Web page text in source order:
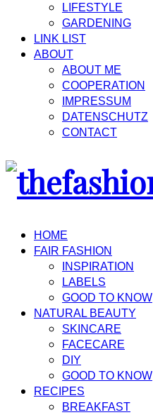
LIFESTYLE
GARDENING
LINK LIST
ABOUT
ABOUT ME
COOPERATION
IMPRESSUM
DATENSCHUTZ
CONTACT
HOME
FAIR FASHION
INSPIRATION
LABELS
GOOD TO KNOW
NATURAL BEAUTY
SKINCARE
FACECARE
DIY
GOOD TO KNOW
RECIPES
BREAKFAST